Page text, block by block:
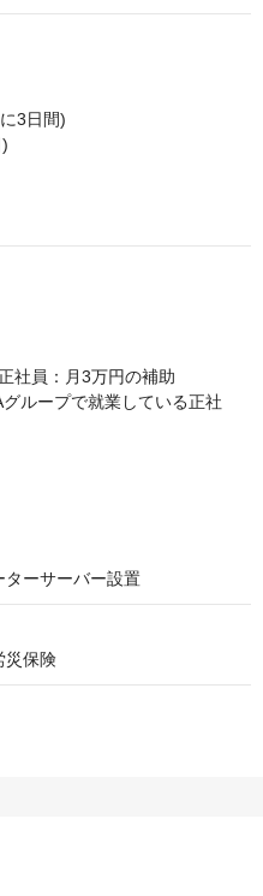
3日間)
ターサーバー設置
災保険